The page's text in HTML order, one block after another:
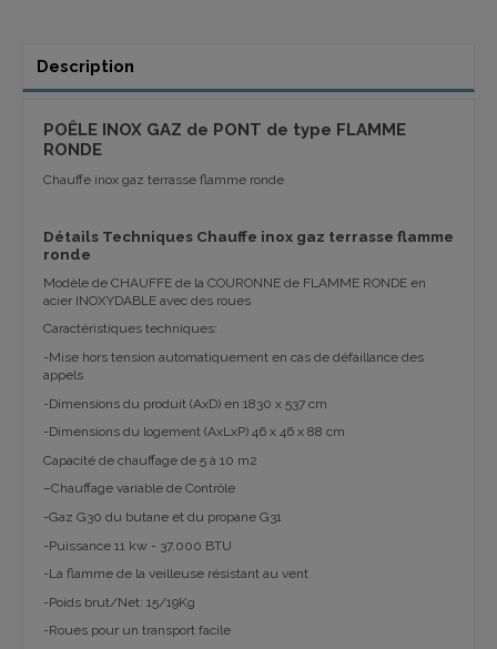
Description
POÊLE INOX GAZ de PONT de type FLAMME
RONDE
Chauffe inox gaz terrasse flamme ronde
Détails Techniques Chauffe inox gaz terrasse flamme
ronde
Modèle de CHAUFFE de la COURONNE de FLAMME RONDE en
acier INOXYDABLE avec des roues
Caractéristiques techniques:
-Mise hors tension automatiquement en cas de défaillance des
appels
-Dimensions du produit (AxD) en 1830 x 537 cm
-Dimensions du logement (AxLxP) 46 x 46 x 88 cm
Capacité de chauffage de 5 à 10 m2
–Chauffage variable de Contrôle
-Gaz G30 du butane et du propane G31
-Puissance 11 kw - 37.000 BTU
-La flamme de la veilleuse résistant au vent
-Poids brut/Net: 15/19Kg
-Roues pour un transport facile